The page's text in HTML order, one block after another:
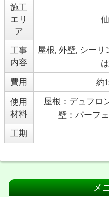
施工
エリ
ア
工事
内容
屋根, 外壁, シーリ
費用
約
使用
材料
屋根：デュフロ
壁：パーフ
工期
メ